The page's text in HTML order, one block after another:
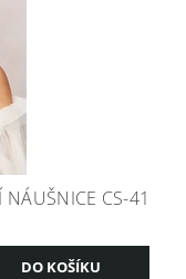
NÁUŠNICE CS-41